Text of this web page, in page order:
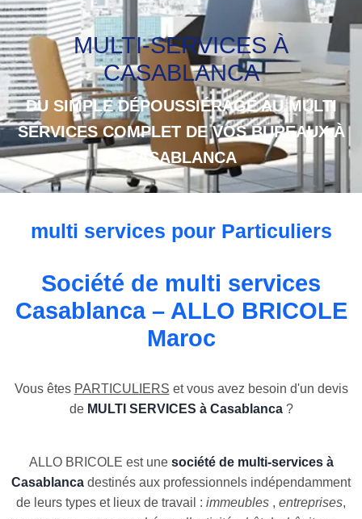
MULTI-SERVICES À
CASABLANCA
DU SIMPLE DÉPOUSSIÉRAGE AU MULTI
SERVICES COMPLET DE VOS BUREAUX À
CASABLANCA
multi services pour Particuliers
Société de multi services
Casablanca – ALLO BRICOLE
Maroc
Vous êtes PARTICULIERS et vous avez besoin d'un devis
de MULTI SERVICES à Casablanca?
ALLO BRICOLE est une société de multi-services à
Casablanca destinés aux professionnels indépendamment
de leurs types et lieux de travail : immeubles , entreprises,